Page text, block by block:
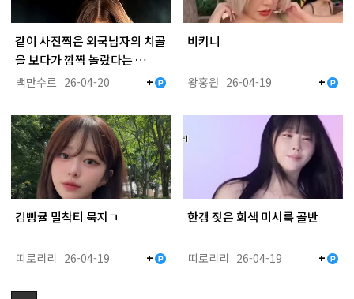
같이 사진찍은 외국남자의 치골
을 보다가 깜짝 놀랐다는 …
백만수르 26-04-20 +
비키니
왕홍원 26-04-19 +
김빵귤 밀착티 묵지ㄱ
띠로리리 26-04-19 +
한갱 젖은 회색 미시룩 골반
띠로리리 26-04-19 +